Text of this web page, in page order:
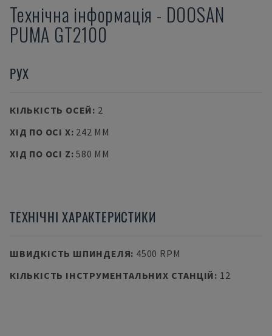
Технічна інформація - DOOSAN
PUMA GT2100
РУХ
КІЛЬКІСТЬ ОСЕЙ: 2
ХІД ПО ОСІ X: 242 MM
ХІД ПО ОСІ Z:580 MM
ТЕХНІЧНІ ХАРАКТЕРИСТИКИ
ШВИДКІСТЬ ШПИНДЕЛЯ: 4500 RPM
КІЛЬКІСТЬ ІНСТРУМЕНТАЛЬНИХ СТАНЦІЙ: 12